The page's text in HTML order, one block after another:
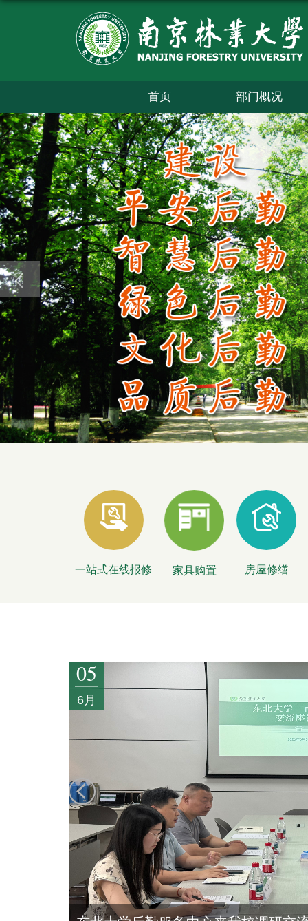
首页 部门概况
一站式在线报修 家具购置 房屋修缮
05
6月